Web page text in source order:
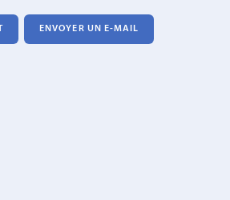
ENVOYER UN E-MAIL